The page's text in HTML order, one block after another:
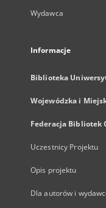
Wydawca
Informacje
Biblioteka
Wojewódzka i
Federacja Bibliotek
Uczestnicy Projektu
Opis projektu
Dla autorów i